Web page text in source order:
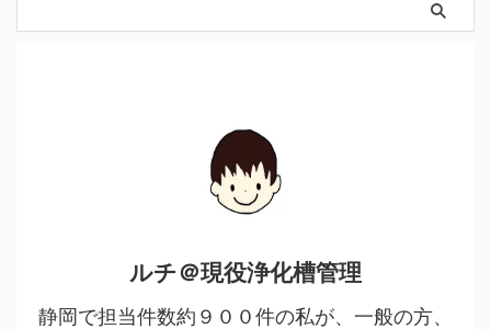
ルチ＠現役浄化槽管理
静岡で担当件数約９００件の私が、一般の方、